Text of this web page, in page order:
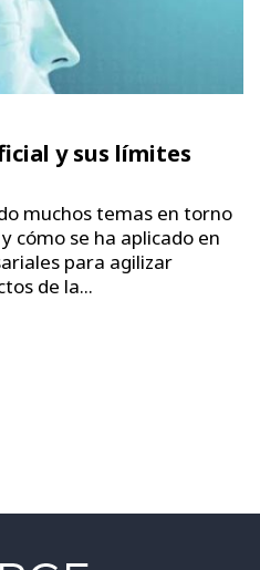
y sus límites
muchos temas en torno
cómo se ha aplicado en
para agilizar
de la...